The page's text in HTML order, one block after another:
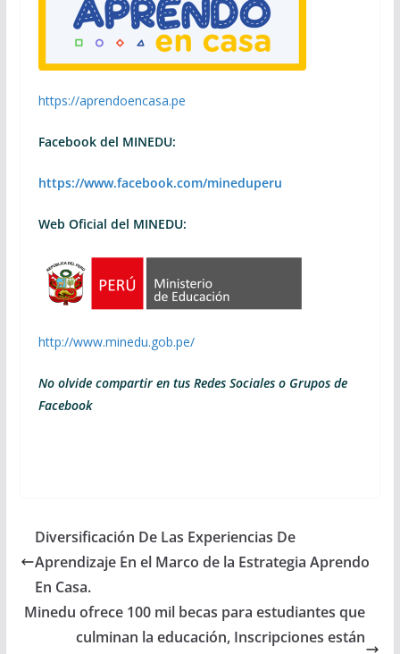
https://aprendoencasa.pe
Facebook del MINEDU:
https://www.facebook.com/mineduperu
Web Oficial del MINEDU:
http://www.minedu.gob.pe/
No olvide compartir en tus Redes Sociales o Grupos de
Facebook
Diversificación De Las Experiencias De
Aprendizaje En el Marco de la Estrategia Aprendo
En Casa.
Minedu ofrece 100 mil becas para estudiantes que
culminan la educación, Inscripciones están